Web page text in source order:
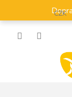
obsah
CZK